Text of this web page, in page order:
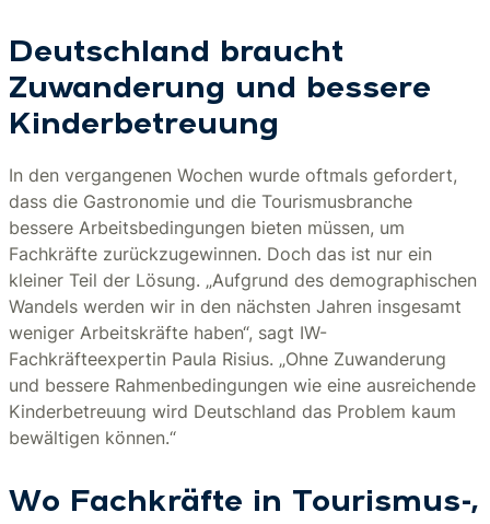
Deutschland braucht
Zuwanderung und bessere
Kinderbetreuung
In den vergangenen Wochen wurde oftmals gefordert,
dass die Gastronomie und die Tourismusbranche
bessere Arbeitsbedingungen bieten müssen, um
Fachkräfte zurückzugewinnen. Doch das ist nur ein
kleiner Teil der Lösung. „Aufgrund des demographischen
Wandels werden wir in den nächsten Jahren insgesamt
weniger Arbeitskräfte haben“, sagt IW-
Fachkräfteexpertin Paula Risius. „Ohne Zuwanderung
und bessere Rahmenbedingungen wie eine ausreichende
Kinderbetreuung wird Deutschland das Problem kaum
bewältigen können.“
Wo Fachkräfte in Tourismus-,